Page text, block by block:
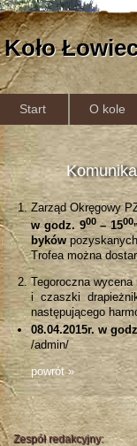
Koło
Start O kole
Zarząd Okręgowy
w godz. 900– 1500,
byków
Trofea można
Tegoroczna
i czaszki
następującego
08.04.2015r. w
/admin/
powrót »
Zespół redakcyjny: